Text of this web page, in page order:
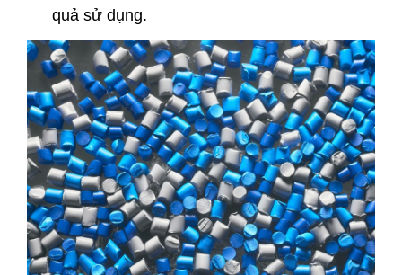
quả sử dụng.